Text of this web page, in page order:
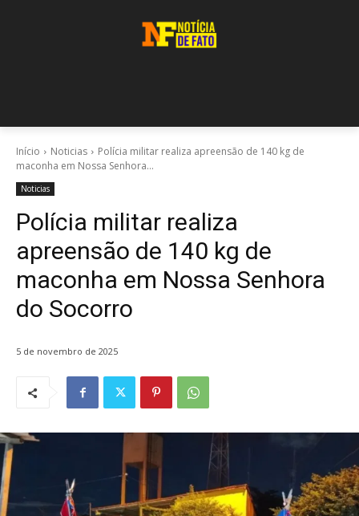
Início Noticias
Polícia militar realiza apreensão de 140 kg de
maconha em Nossa Senhora...
Noticias
Polícia militar realiza
apreensão de 140 kg de
maconha em Nossa Senhora
do Socorro
5 de novembro de 2025